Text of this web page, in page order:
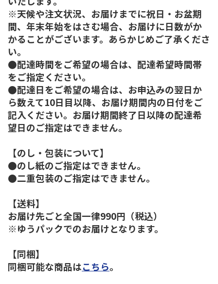
※天候や注文状況、お届けまでに祝日・お盆期
間、年末年始をはさむ場合、お届けに日数がか
かることがございます。あらかじめご了承くださ
い。
●配達時間をご希望の場合は、配達希望時間帯
をご指定ください。
●配達日をご希望の場合は、お申込みの翌日か
ら数えて10日目以降、お届け期間内の日付をご
記入ください。お届け期間終了日以降の配達希
望日のご指定はできません。
【のし・包装について】
●のし紙のご指定はできません。
●二重包装のご指定はできません。
【送料】
お届け先ごと全国一律990円（税込）
※ゆうパックでのお届けとなります。
【同梱】
同梱可能な商品はこちら。